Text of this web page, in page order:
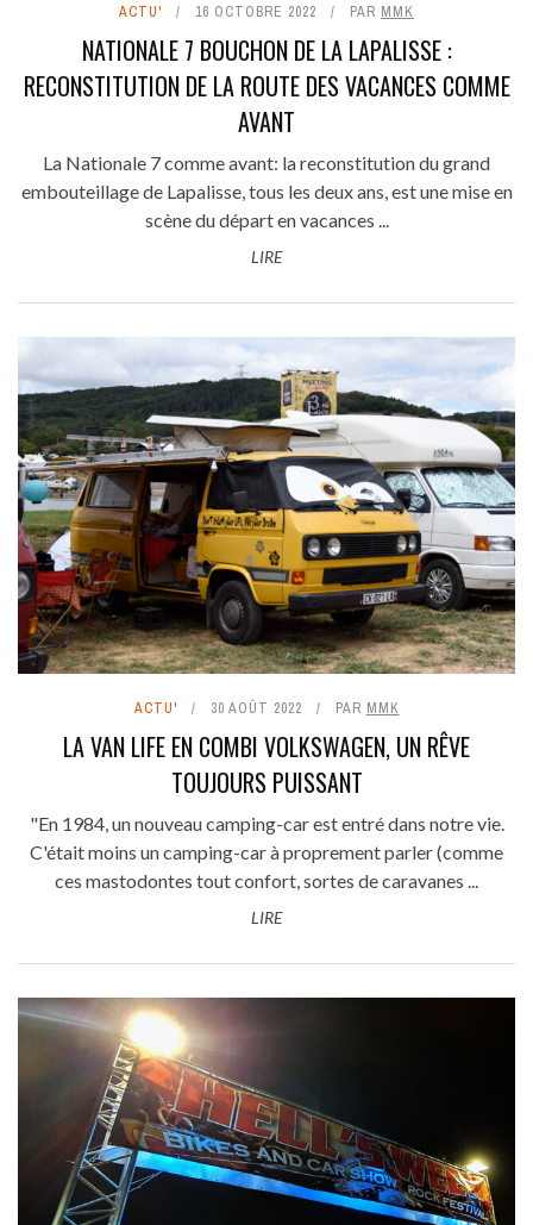
ACTU' 16 OCTOBRE 2022 PAR MMK
NATIONALE 7 BOUCHON DE LA LAPALISSE :
RECONSTITUTION DE LA ROUTE DES VACANCES COMME
AVANT
La Nationale 7 comme avant: la reconstitution du grand
embouteillage de Lapalisse, tous les deux ans, est une mise en
scène du départ en vacances ...
LIRE
ACTU' 30 AOÛT 2022 PAR MMK
LA VAN LIFE EN COMBI VOLKSWAGEN, UN RÊVE
TOUJOURS PUISSANT
"En 1984, un nouveau camping-car est entré dans notre vie.
C'était moins un camping-car à proprement parler (comme
ces mastodontes tout confort, sortes de caravanes ...
LIRE